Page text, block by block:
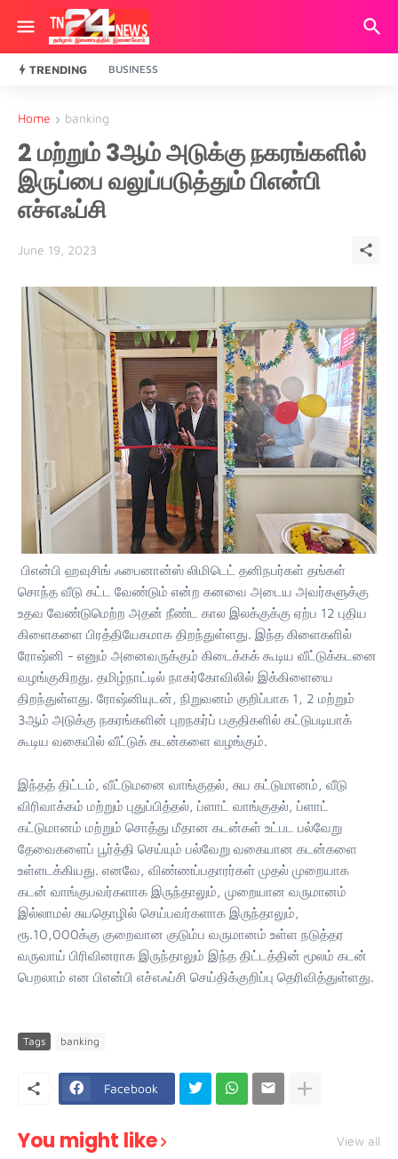
TRENDING BUSINESS
Home banking
2 மற்றும் 3ஆம் அடுக்கு நகரங்களில்
இருப்பை வலுப்படுத்தும் பிஎன்பி
எச்எஃப்சி
June 19, 2023
பிஎன்பி ஹவுசிங் ஃபைனான்ஸ் லிமிடெட் தனிநபர்கள் தங்கள்
சொந்த வீடு கட்ட வேண்டும் என்ற கனவை அடைய அவர்களுக்கு
உதவ வேண்டுமெற்ற அதன் நீண்ட கால இலக்குக்கு ஏற்ப 12 புதிய
கிளைகளை பிரத்தியேகமாக திறந்துள்ளது. இந்த கிளைகளில்
ரோஷ்னி - எனும் அனைவருக்கும் கிடைக்கக் கூடிய வீட்டுக்கடனை
வழங்குகிறது. தமிழ்நாட்டில் நாகர்கோவிலில் இக்கிளையை
திறந்துள்ளது. ரோஷ்னியுடன், நிறுவனம் குறிப்பாக 1, 2 மற்றும்
3ஆம் அடுக்கு நகரங்களின் புறநகர்ப் பகுதிகளில் கட்டுபடியாக்
கூடிய வகையில் வீட்டுக் கடன்களை வழங்கும்.
இந்தத் திட்டம், வீட்டுமனை வாங்குதல், சுய கட்டுமானம், வீடு
விரிவாக்கம் மற்றும் புதுப்பித்தல், ப்ளாட் வாங்குதல், ப்ளாட்
கட்டுமானம் மற்றும் சொத்து மீதான கடன்கள் உட்பட பல்வேறு
தேவைகளைப் பூர்த்தி செய்யும் பல்வேறு வகையான கடன்களை
உள்ளடக்கியது. எனவே, விண்ணப்பதாரர்கள் முதல் முறையாக
கடன் வாங்குபவர்களாக இருந்தாலும், முறையான வருமானம்
இல்லாமல் சுயதொழில் செய்பவர்களாக இருந்தாலும்,
ரூ.10,000க்கு குறைவான குடும்ப வருமானம் உள்ள நடுத்தர
வருவாய் பிரிவினராக இருந்தாலும் இந்த திட்டத்தின் மூலம் கடன்
பெறலாம் என பிஎன்பி எச்எஃப்சி செய்திக்குறிப்பு தெரிவித்துள்ளது.
Tags banking
Facebook
You might like View all